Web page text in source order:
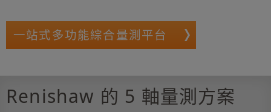
一站式多功能綜合量測平台
Renishaw 的 5 軸量測方案